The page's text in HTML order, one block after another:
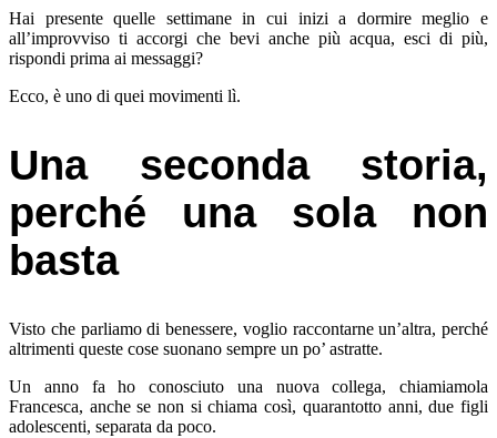
Hai presente quelle settimane in cui inizi a dormire meglio e
all’improvviso ti accorgi che bevi anche più acqua, esci di più,
rispondi prima ai messaggi?
Ecco, è uno di quei movimenti lì.
Una seconda storia,
perché una sola non
basta
Visto che parliamo di benessere, voglio raccontarne un’altra, perché
altrimenti queste cose suonano sempre un po’ astratte.
Un anno fa ho conosciuto una nuova collega, chiamiamola
Francesca, anche se non si chiama così, quarantotto anni, due figli
adolescenti, separata da poco.